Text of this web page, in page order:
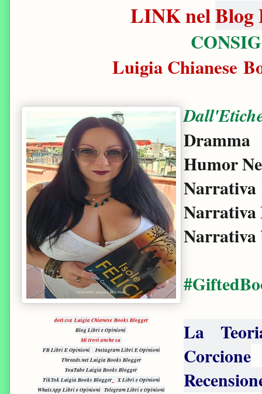
LINK nelBlog
Luigia Chianese
dott.ssa Luigia Chianese Books Blogger
Blog Libri e Opinioni
Mi trovi anche su
FB Libri E Opinioni
Instagram Libri E Opinioni
Threads.net Luigia Books Blogger
YouTube Luigia Books Blogger
TikTok Luigia Books Blogger
X Libri e Opinioni
WhatsApp Libri e Opinioni Telegram Libri e Opinioni
Dramma
Humor
Narrativa
Narrativa
Narrativa
La
Corcione